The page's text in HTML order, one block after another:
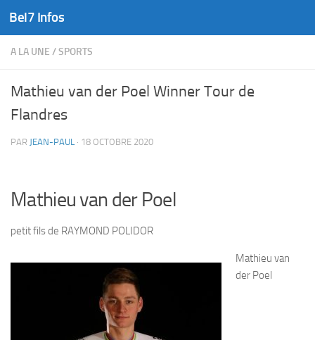
Skip to content
Bel7 Infos
A LA UNE /SPORTS
Mathieu van der Poel Winner Tour de
Flandres
PAR JEAN-PAUL · 18 OCTOBRE 2020
Mathieu van der Poel
petit fils de RAYMOND POLIDOR
Mathieu van
der Poel